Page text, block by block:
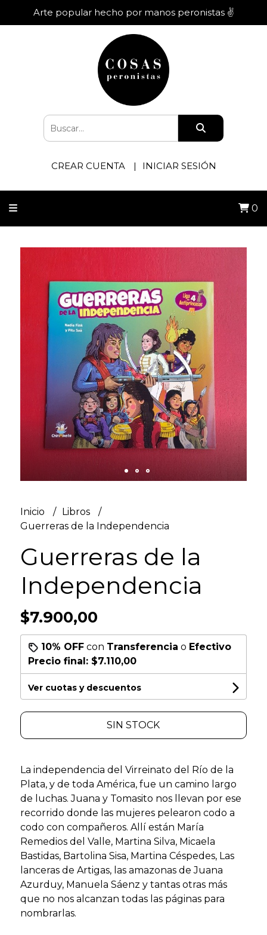
Arte popular hecho por manos peronistas ✌️
CREAR CUENTA INICIAR SESIÓN
0
Inicio
Libros
Guerreras de la Independencia
Guerreras de la
Independencia
$7.900,00
10% OFFcon Transferencia o Efectivo
Precio final: $7.110,00
Ver cuotas y descuentos
SIN STOCK
La independencia del Virreinato del Río de la
Plata, y de toda América, fue un camino largo
de luchas. Juana y Tomasito nos llevan por ese
recorrido donde las mujeres pelearon codo a
codo con compañeros. Allí están María
Remedios del Valle, Martina Silva, Micaela
Bastidas, Bartolina Sisa, Martina Céspedes, Las
lanceras de Artigas, las amazonas de Juana
Azurduy, Manuela Sáenz y tantas otras más
que no nos alcanzan todas las páginas para
nombrarlas.